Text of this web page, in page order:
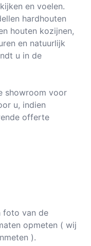
en voelen.
hardhouten
houten kozijnen,
en natuurlijk
u in de
showroom voor
u, indien
offerte
foto van de
opmeten ( wij
).